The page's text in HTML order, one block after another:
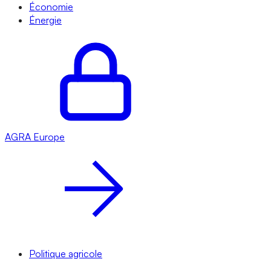
Économie
Énergie
AGRA Europe
Politique agricole